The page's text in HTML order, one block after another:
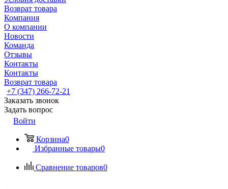
Возврат товара
Компания
О компании
Новости
Команда
Отзывы
Контакты
Контакты
Возврат товара
+7 (347) 266-72-21
Заказать звонок
Задать вопрос
Войти
Корзина0
Избранные товары0
Сравнение товаров0